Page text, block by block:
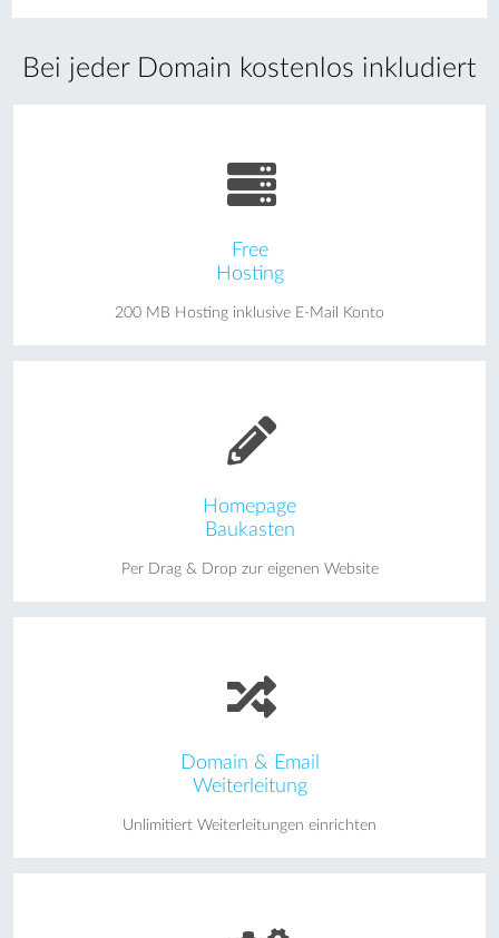
Bei jeder Domain kostenlos inkludiert
Free
Hosting
200 MB Hosting inklusive E-Mail Konto
Homepage
Baukasten
Per Drag & Drop zur eigenen Website
Domain & Email
Weiterleitung
Unlimitiert Weiterleitungen einrichten